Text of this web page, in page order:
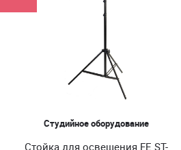
Студийное оборудование
Стойка для освещения FE ST-